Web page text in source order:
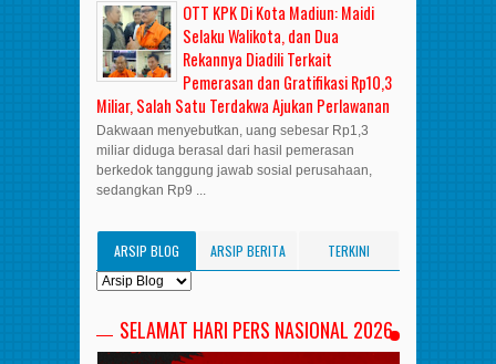
OTT KPK Di Kota Madiun: Maidi
Selaku Walikota, dan Dua
Rekannya Diadili Terkait
Pemerasan dan Gratifikasi Rp10,3
Miliar, Salah Satu Terdakwa Ajukan Perlawanan
Dakwaan menyebutkan, uang sebesar Rp1,3
miliar diduga berasal dari hasil pemerasan
berkedok tanggung jawab sosial perusahaan,
sedangkan Rp9 ...
ARSIP BLOG ARSIP BERITA TERKINI
SELAMAT HARI PERS NASIONAL 2026